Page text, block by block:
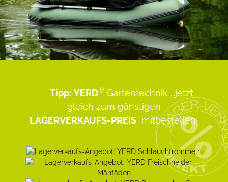
Tipp: YERD® Gartentechnik ...jetzt
gleich zum günstigen
LAGERVERKAUFS-PREIS mitbestellen!